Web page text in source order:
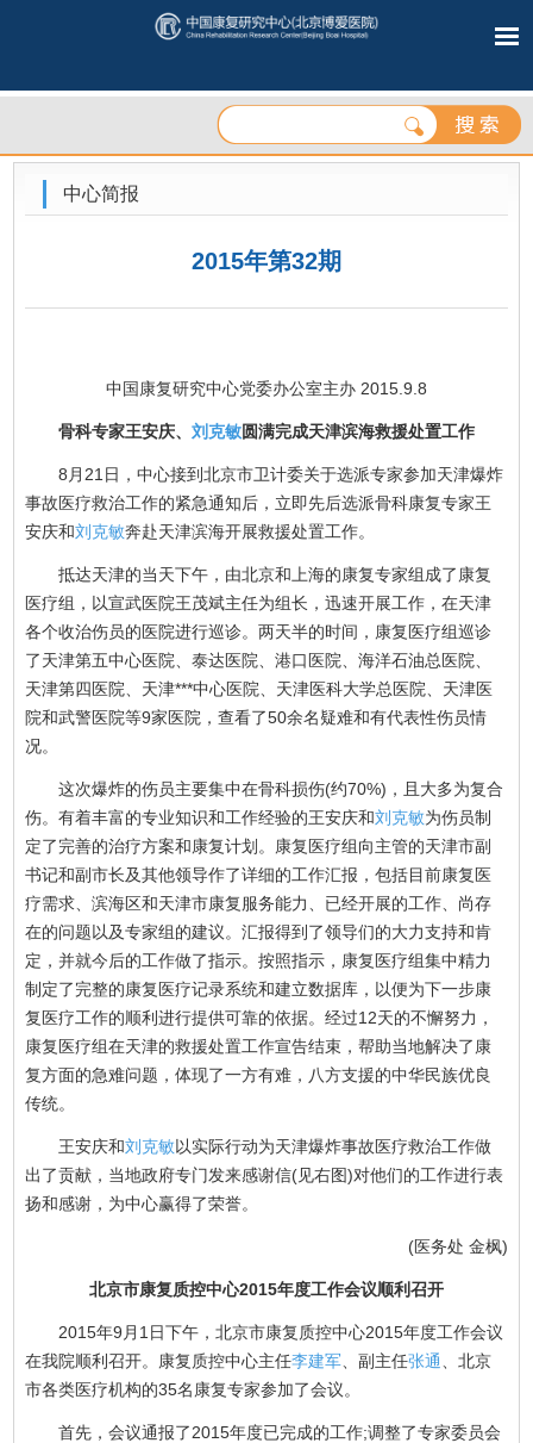
中心简报
2015年第32期
中国康复研究中心党委办公室主办 2015.9.8
骨科专家王安庆、 刘克敏圆满完成天津滨海救援处置工作
8月21日，中心接到北京市卫计委关于选派专家参加天津爆炸
事故医疗救治工作的紧急通知后，立即先后选派骨科康复专家王
安庆和刘克敏奔赴天津滨海开展救援处置工作。
抵达天津的当天下午，由北京和上海的康复专家组成了康复
医疗组，以宣武医院王茂斌主任为组长，迅速开展工作，在天津
各个收治伤员的医院进行巡诊。两天半的时间，康复医疗组巡诊
了天津第五中心医院、泰达医院、港口医院、海洋石油总医院、
天津第四医院、天津***中心医院、天津医科大学总医院、天津医
院和武警医院等9家医院，查看了50余名疑难和有代表性伤员情
况。
这次爆炸的伤员主要集中在骨科损伤(约70%)，且大多为复合
伤。有着丰富的专业知识和工作经验的王安庆和刘克敏为伤员制
定了完善的治疗方案和康复计划。康复医疗组向主管的天津市副
书记和副市长及其他领导作了详细的工作汇报，包括目前康复医
疗需求、滨海区和天津市康复服务能力、已经开展的工作、尚存
在的问题以及专家组的建议。汇报得到了领导们的大力支持和肯
定，并就今后的工作做了指示。按照指示，康复医疗组集中精力
制定了完整的康复医疗记录系统和建立数据库，以便为下一步康
复医疗工作的顺利进行提供可靠的依据。经过12天的不懈努力，
康复医疗组在天津的救援处置工作宣告结束，帮助当地解决了康
复方面的急难问题，体现了一方有难，八方支援的中华民族优良
传统。
王安庆和刘克敏以实际行动为天津爆炸事故医疗救治工作做
出了贡献，当地政府专门发来感谢信(见右图)对他们的工作进行表
扬和感谢，为中心赢得了荣誉。
(医务处 金枫)
北京市康复质控中心2015年度工作会议顺利召开
2015年9月1日下午，北京市康复质控中心2015年度工作会议
在我院顺利召开。康复质控中心主任李建军 、副主任张通
、北京
市各类医疗机构的35名康复专家参加了会议。
首先，会议通报了2015年度已完成的工作;调整了专家委员会